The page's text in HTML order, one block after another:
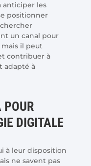
anticiper les
positionner
un canal pour
mais il peut
contribuer à
adapté à
DIGITALE
à leur disposition
ne savent pas